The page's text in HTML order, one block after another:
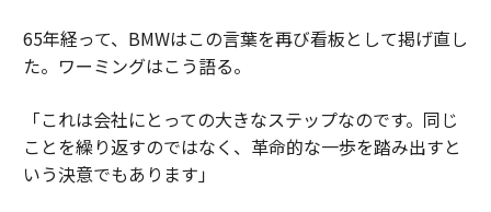
65年経って、BMWはこの言葉を再び看板として掲げ直し
た。ワーミングはこう語る。
「これは会社にとっての大きなステップなのです。同じ
ことを繰り返すのではなく、革命的な一歩を踏み出すと
いう決意でもあります」